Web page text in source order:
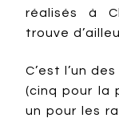
réalisés à
trouve
C’est l’un
(cinq pour la
un pour les